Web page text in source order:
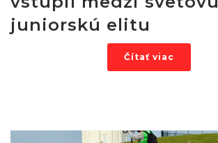
juniorskú elitu
Čítať viac